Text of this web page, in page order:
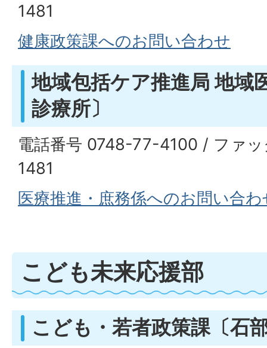
1481
健康政策課へのお問い合わせ
地域包括ケア推進局 地域
診療所〕
電話番号 0748-77-4100 / ファ
1481
医療推進・庶務係へのお問い合わ
こども未来応援部
こども・若者政策課〔石